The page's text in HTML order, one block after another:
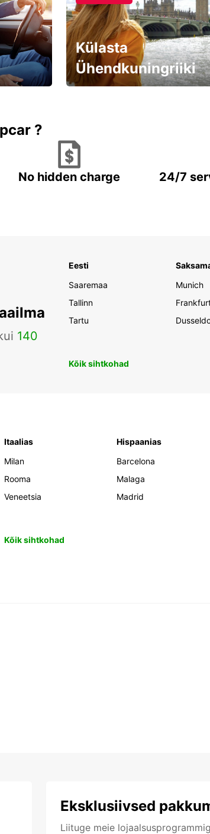
Külasta
Ühendkuningriiki
?
No hidden charge
24/7
140
Eesti
Saaremaa
Tallinn
Tartu
Munich
Kõik sihtkohad
Itaalias
Milan
Rooma
Veneetsia
Hispaanias
Barcelona
Malaga
Madrid
Kõik sihtkohad
Eksklusiivsed
Liituge meie